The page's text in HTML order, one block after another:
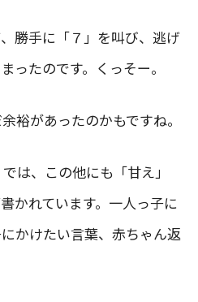
勝手に「７」を叫び、逃げ
ったのです。くっそー。
裕があったのかもですね。
は、この他にも「甘え」
かれています。一人っ子に
かけたい言葉、赤ちゃん返